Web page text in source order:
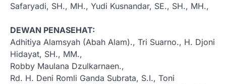
Safaryadi, SH., MH., Yudi Kusnandar, SE., SH., MH.,
DEWAN PENASEHAT:
Adhitiya Alamsyah (Abah Alam)., Tri Suarno., H. Djoni
Hidayat, SH., MM.,
Robby Maulana Dzulkarnaen.,
Rd. H. Deni Romli Ganda Subrata, S.I., Toni